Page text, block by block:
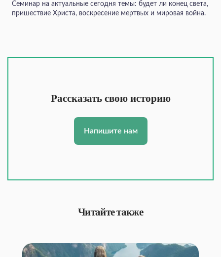
Семинар на актуальные сегодня темы: будет ли конец света,
пришествие Христа, воскресение мертвых и мировая война.
Рассказать свою историю
Напишите нам
Читайте также